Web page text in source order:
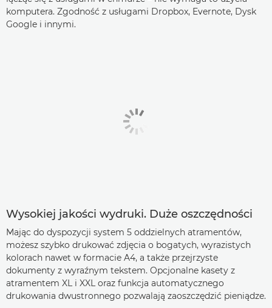
komputera. Zgodność z usługami Dropbox, Evernote, Dysk
Google i innymi.
Wysokiej jakości wydruki. Duże oszczędności
Mając do dyspozycji system 5 oddzielnych atramentów,
możesz szybko drukować zdjęcia o bogatych, wyrazistych
kolorach nawet w formacie A4, a także przejrzyste
dokumenty z wyraźnym tekstem. Opcjonalne kasety z
atramentem XL i XXL oraz funkcja automatycznego
drukowania dwustronnego pozwalają zaoszczędzić pieniądze.